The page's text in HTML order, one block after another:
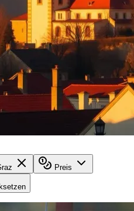
Preis